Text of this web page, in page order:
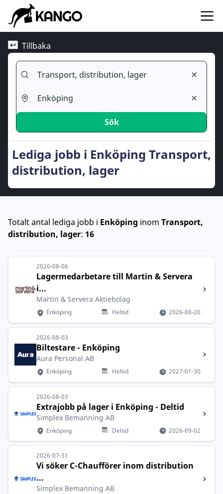
Tillbaka
Sök
Lediga jobb i Enköping Transport,
distribution, lager
Totalt antal lediga jobb i Enköping inom Transport,
distribution, lager: 16
2026-08-06
Lagermedarbetare till Martin & Servera
i...
Martin & Servera Aktiebolag
Enköping Heltid 2026-08-20
2026-08-03
Biltestare - Enköping
Aura Personal AB
Enköping Heltid 2027-01-30
2026-08-03
Extrajobb på lager i Enköping - Deltid
Simplex Bemanning AB
Enköping Deltid 2026-09-02
2026-07-31
Vi söker C-Chaufförer inom distribution
...
Simplex Bemanning AB